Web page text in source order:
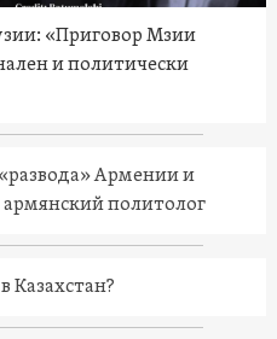
«Приговор Мзии
и политически
Армении и
политолог
Казахстан?